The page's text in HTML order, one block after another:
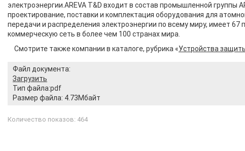
электроэнергии.AREVA T&D входит в состав промышленной
проектирование, поставки и комплектация оборудования для
передачи и распределения электроэнергии по всему миру, имеет
коммерческую сеть в более чем 100 странах мира.
Смотрите также компании в каталоге, рубрика «Устройства
Файл документа:
Загрузить
Тип файла:pdf
Размер файла: 4.73Мбайт
Количество показов: 464